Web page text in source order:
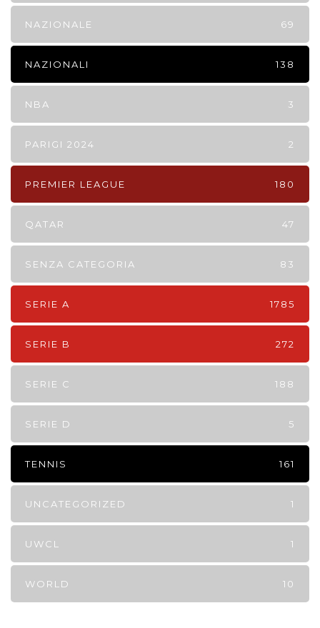
NAZIONALE 69
NAZIONALI 138
NBA 3
PARIGI 2024 2
PREMIER LEAGUE 180
QATAR 47
SENZA CATEGORIA 83
SERIE A 1785
SERIE B 272
SERIE C 188
SERIE D 5
TENNIS 161
UNCATEGORIZED 1
UWCL 1
WORLD 10